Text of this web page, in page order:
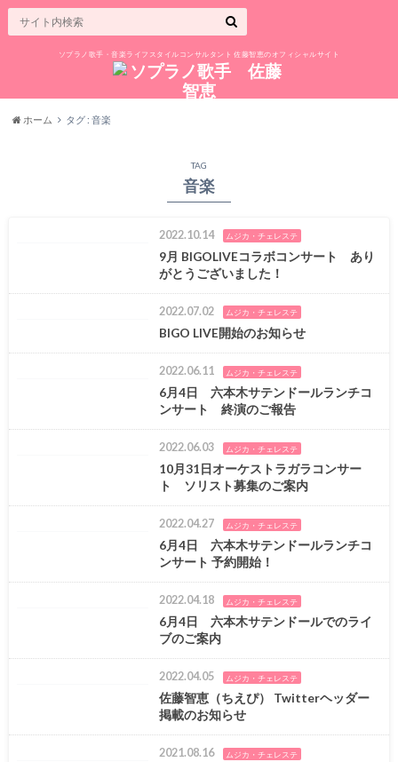
ソプラノ歌手・音楽ライフスタイルコンサルタント 佐藤智恵のオフィシャルサイト
ホーム タグ : 音楽
TAG
音楽
2022.10.14 ムジカ・チェレステ
9月 BIGOLIVEコラボコンサート あり
がとうございました！
2022.07.02 ムジカ・チェレステ
BIGO LIVE開始のお知らせ
2022.06.11 ムジカ・チェレステ
6月4日 六本木サテンドールランチコ
ンサート 終演のご報告
2022.06.03 ムジカ・チェレステ
10月31日オーケストラガラコンサー
ト ソリスト募集のご案内
2022.04.27 ムジカ・チェレステ
6月4日 六本木サテンドールランチコ
ンサート 予約開始！
2022.04.18 ムジカ・チェレステ
6月4日 六本木サテンドールでのライ
ブのご案内
2022.04.05 ムジカ・チェレステ
佐藤智恵（ちえぴ） Twitterヘッダー
掲載のお知らせ
2021.08.16 ムジカ・チェレステ